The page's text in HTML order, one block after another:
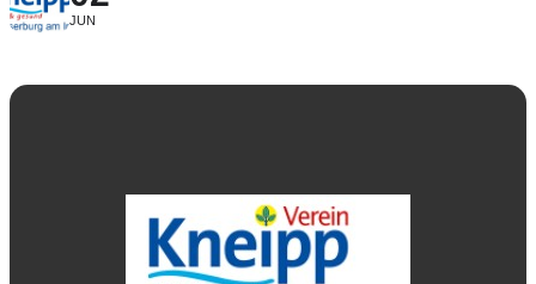
JUN